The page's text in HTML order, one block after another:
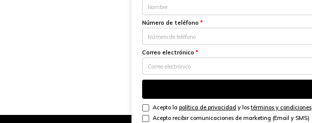
Número de teléfono *
Correo electrónico *
Acepto la política de privacidad y lostérminos y condiciones
Acepto recibir comunicaciones de marketing (Email y SMS)